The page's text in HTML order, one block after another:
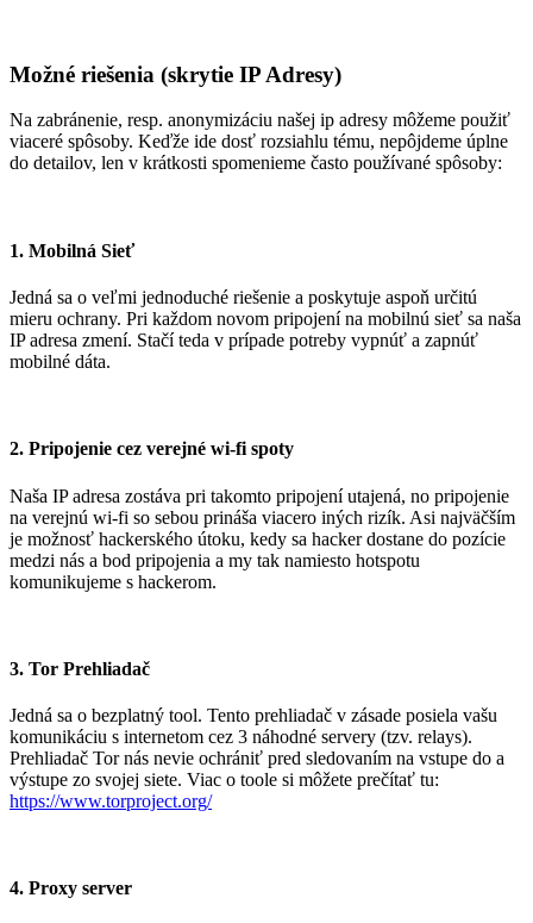
Možné riešenia (skrytie IP Adresy)
Na zabránenie, resp. anonymizáciu našej ip adresy môžeme použiť
viaceré spôsoby. Keďže ide dosť rozsiahlu tému, nepôjdeme úplne
do detailov, len v krátkosti spomenieme často používané spôsoby:
1. Mobilná Sieť
Jedná sa o veľmi jednoduché riešenie a poskytuje aspoň určitú
mieru ochrany. Pri každom novom pripojení na mobilnú sieť sa naša
IP adresa zmení. Stačí teda v prípade potreby vypnúť a zapnúť
mobilné dáta.
2. Pripojenie cez verejné wi-fi spoty
Naša IP adresa zostáva pri takomto pripojení utajená, no pripojenie
na verejnú wi-fi so sebou prináša viacero iných rizík. Asi najväčším
je možnosť hackerského útoku, kedy sa hacker dostane do pozície
medzi nás a bod pripojenia a my tak namiesto hotspotu
komunikujeme s hackerom.
3. Tor Prehliadač
Jedná sa o bezplatný tool. Tento prehliadač v zásade posiela vašu
komunikáciu s internetom cez 3 náhodné servery (tzv. relays).
Prehliadač Tor nás nevie ochrániť pred sledovaním na vstupe do a
výstupe zo svojej siete. Viac o toole si môžete prečítať tu:
https://www.torproject.org/
4. Proxy server